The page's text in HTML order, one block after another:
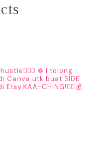
❁ I tolong
Canva utk buat SIDE
CHING!👇🏼💰